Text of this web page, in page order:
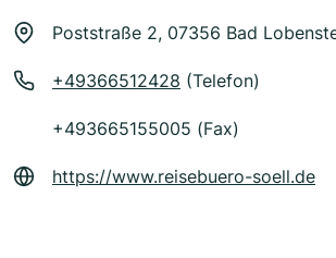
Poststraße 2, 07356 Bad
+49366512428 (Telefon)
+493665155005 (Fax)
https://www.reisebuero-soell.de